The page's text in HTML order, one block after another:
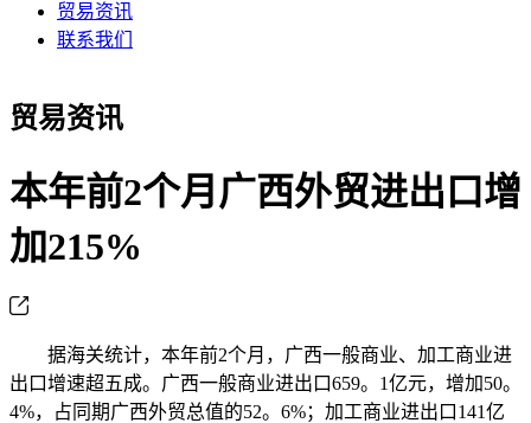
贸易资讯
联系我们
贸易资讯
本年前2个月广西外贸进出口增
加215%
据海关统计，本年前2个月，广西一般商业、加工商业进
出口增速超五成。广西一般商业进出口659。1亿元，增加50。
4%，占同期广西外贸总值的52。6%；加工商业进出口141亿